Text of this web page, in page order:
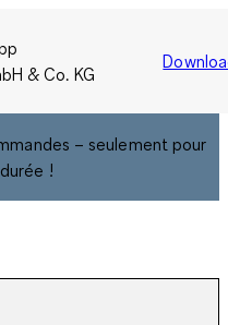
& Co. KG
– seulement pour
!